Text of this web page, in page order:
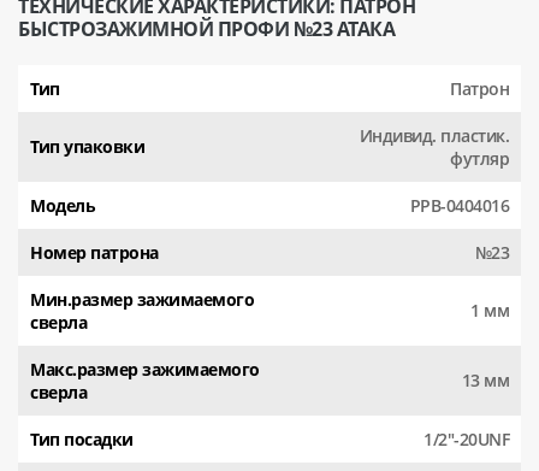
ТЕХНИЧЕСКИЕ ХАРАКТЕРИСТИКИ: ПАТРОН
БЫСТРОЗАЖИМНОЙ ПРОФИ №23 АТАКА
Тип Патрон
Тип упаковки
Индивид. пластик.
футляр
Модель PPB-0404016
Номер патрона №23
Мин.размер зажимаемого
сверла
1 мм
Макс.размер зажимаемого
сверла
13 мм
Тип посадки 1/2"-20UNF